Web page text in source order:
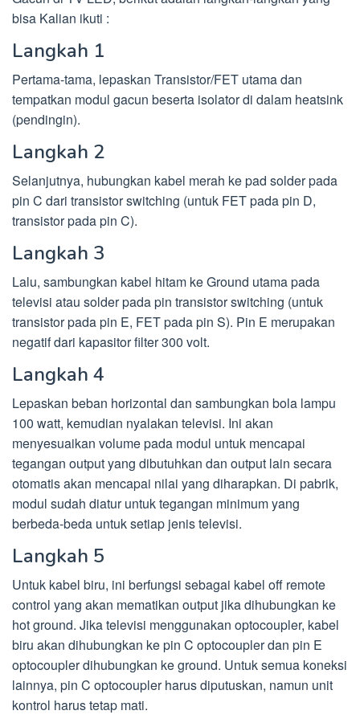
bisa Kalian ikuti :
Langkah 1
Pertama-tama, lepaskan Transistor/FET utama dan
tempatkan modul gacun beserta isolator di dalam heatsink
(pendingin).
Langkah 2
Selanjutnya, hubungkan kabel merah ke pad solder pada
pin C dari transistor switching (untuk FET pada pin D,
transistor pada pin C).
Langkah 3
Lalu, sambungkan kabel hitam ke Ground utama pada
televisi atau solder pada pin transistor switching (untuk
transistor pada pin E, FET pada pin S). Pin E merupakan
negatif dari kapasitor filter 300 volt.
Langkah 4
Lepaskan beban horizontal dan sambungkan bola lampu
100 watt, kemudian nyalakan televisi. Ini akan
menyesuaikan volume pada modul untuk mencapai
tegangan output yang dibutuhkan dan output lain secara
otomatis akan mencapai nilai yang diharapkan. Di pabrik,
modul sudah diatur untuk tegangan minimum yang
berbeda-beda untuk setiap jenis televisi.
Langkah 5
Untuk kabel biru, ini berfungsi sebagai kabel off remote
control yang akan mematikan output jika dihubungkan ke
hot ground. Jika televisi menggunakan optocoupler, kabel
biru akan dihubungkan ke pin C optocoupler dan pin E
optocoupler dihubungkan ke ground. Untuk semua koneksi
lainnya, pin C optocoupler harus diputuskan, namun unit
kontrol harus tetap mati.